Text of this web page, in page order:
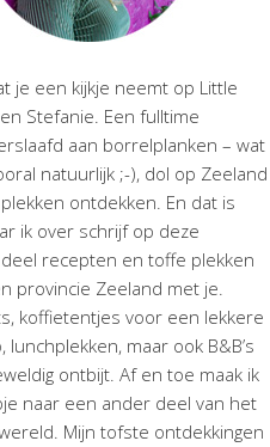
je een kijkje neemt op Little
Stefanie. Een fulltime
aan borrelplanken – wat
natuurlijk ;-), dol op Zeeland
ontdekken. En dat is
ik over schrijf op deze
recepten en toffe plekken
provincie Zeeland met je.
koffietentjes voor een lekkere
lunchplekken, maar ook B&B’s
ontbijt. Af en toe maak ik
naar een ander deel van het
Mijn tofste ontdekkingen